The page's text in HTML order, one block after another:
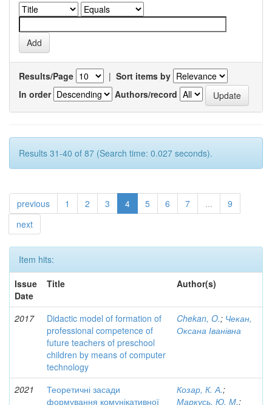
Results/Page | Sort items by
In order
Authors/record
Results 31-40 of 87 (Search time: 0.027 seconds).
previous 1 2 3 4 5 6 7 ...
9
next
Item hits:
Issue
Date
Title Author(s)
2017
Didactic model of formation of
professional competence of
future teachers of preschool
children by means of computer
technology
Chekan, O.; Чекан,
Оксана Іванівна
2021
Теоретичні засади
формування комунікативної
Козар, К. А.;
Маркусь, Ю. М.;